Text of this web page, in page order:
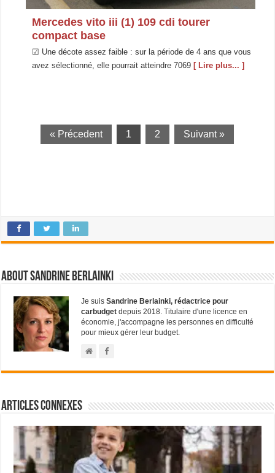
Mercedes vito iii (1) 109 cdi tourer
compact base
☑ Une décote assez faible : sur la période de 4 ans que vous
avez sélectionné, elle pourrait atteindre 7069 [ Lire plus... ]
« Précedent 1 2 Suivant »
About Sandrine Berlainki
Je suisSandrine Berlainki, rédactrice pour
carbudget depuis 2018. Titulaire d'une licence en
économie, j'accompagne les personnes en difficulté
pour mieux gérer leur budget.
Articles connexes